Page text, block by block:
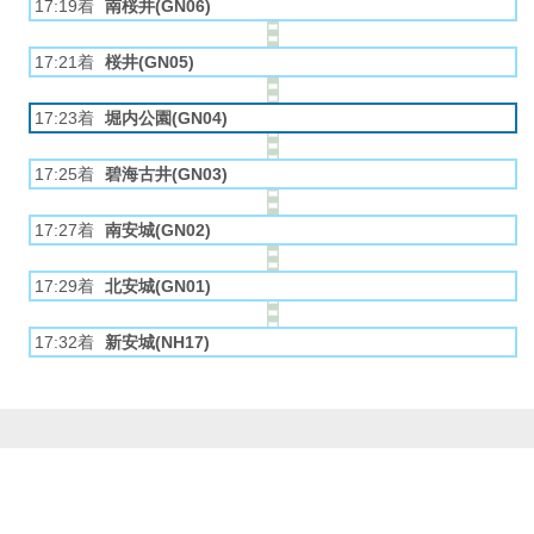
17:19着 南桜井(GN06)
17:21着 桜井(GN05)
17:23着 堀内公園(GN04)
17:25着 碧海古井(GN03)
17:27着 南安城(GN02)
17:29着 北安城(GN01)
17:32着 新安城(NH17)